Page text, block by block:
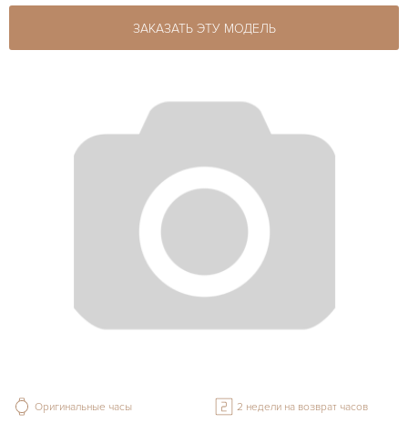
ЗАКАЗАТЬ ЭТУ МОДЕЛЬ
Оригинальные часы 2 недели на возврат часов